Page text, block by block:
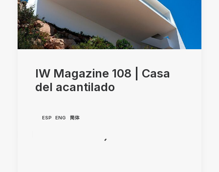
IW Magazine 108 | Casa
del acantilado
ESP ENG 简体